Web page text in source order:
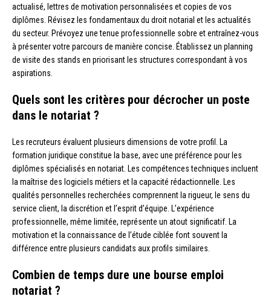
actualisé, lettres de motivation personnalisées et copies de vos
diplômes. Révisez les fondamentaux du droit notarial et les actualités
du secteur. Prévoyez une tenue professionnelle sobre et entraînez-vous
à présenter votre parcours de manière concise. Établissez un planning
de visite des stands en priorisant les structures correspondant à vos
aspirations.
Quels sont les critères pour décrocher un poste
dans le notariat ?
Les recruteurs évaluent plusieurs dimensions de votre profil. La
formation juridique constitue la base, avec une préférence pour les
diplômes spécialisés en notariat. Les compétences techniques incluent
la maîtrise des logiciels métiers et la capacité rédactionnelle. Les
qualités personnelles recherchées comprennent la rigueur, le sens du
service client, la discrétion et l’esprit d’équipe. L’expérience
professionnelle, même limitée, représente un atout significatif. La
motivation et la connaissance de l’étude ciblée font souvent la
différence entre plusieurs candidats aux profils similaires.
Combien de temps dure une bourse emploi
notariat ?